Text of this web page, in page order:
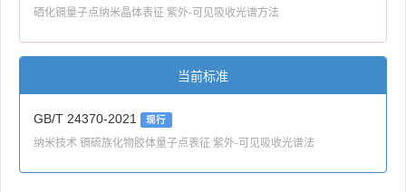
硒化镉量子点纳米晶体表征 紫外-可见吸收光谱方法
当前标准
GB/T 24370-2021 现行
纳米技术 镉硫族化物胶体量子点表征 紫外-可见吸收光谱法